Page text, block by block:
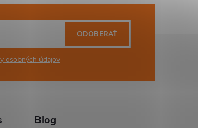
osobných údajov
ODOBERAŤ
Blog